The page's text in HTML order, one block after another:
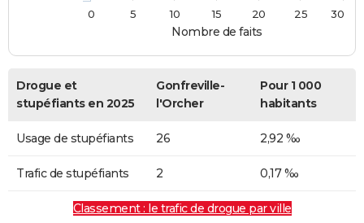
Nombre de faits
0
5 10 15 20 25 30
Drogue et
stupéfiants en 2025
Gonfreville-
l'Orcher
Pour 1 000
habitants
Usage de stupéfiants 26 2,92 ‰
Trafic de stupéfiants 2 0,17 ‰
Classement : le trafic de drogue par ville